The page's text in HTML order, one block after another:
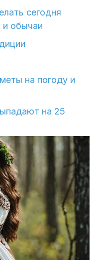
сегодня
и обычаи
на погоду и
на 25